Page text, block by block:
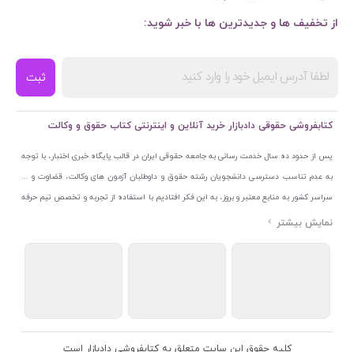
از تخفیف ها و جدیدترین ها با خبر شوید:
ثبت
کتابفروشی حقوقی دادبازار خرید آنلاین و اینترنتی کتاب حقوق و وکالت
پس از حدود ده سال خدمت رسانی به جامعه حقوقی ایران در قالب پایگاه خبری اختبار، با توجه
به عدم تناسب دسترسی دانشجویان رشته حقوق و داوطلبان آزمون های وکالت، قضاوت و ...
سراسر کشور به منابع معتبر و بروز، به این فکر افتادیم با استفاده از تجربه و تخصص تیم حرفه
ای اختبار خدمتی جدید به جامعه حقوقی ایران ارائه کنیم. به این منظور با راه اندازی و تجهیز
اتحادیه ناشران و کتابفروشان تهران به منظور ارائه مطمئن ترین خدمات مجموعه بسیار کامل و
معتبری از کتاب های حقوقی را به علاقمندان عرضه کرده ایم. علاوه بر این با بهره گیری از فناوری
کلیه حقوق این سایت متعلق به کتابفروشی دادبازار است